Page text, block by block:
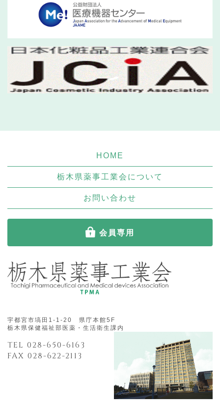
HOME
栃木県薬事工業会について
お問い合わせ
会員専用
宇都宮市塙田1-1-20 県庁本館5F
栃木県保健福祉部医薬・生活衛生課内
TEL 028-650-6163
FAX 028-622-2113